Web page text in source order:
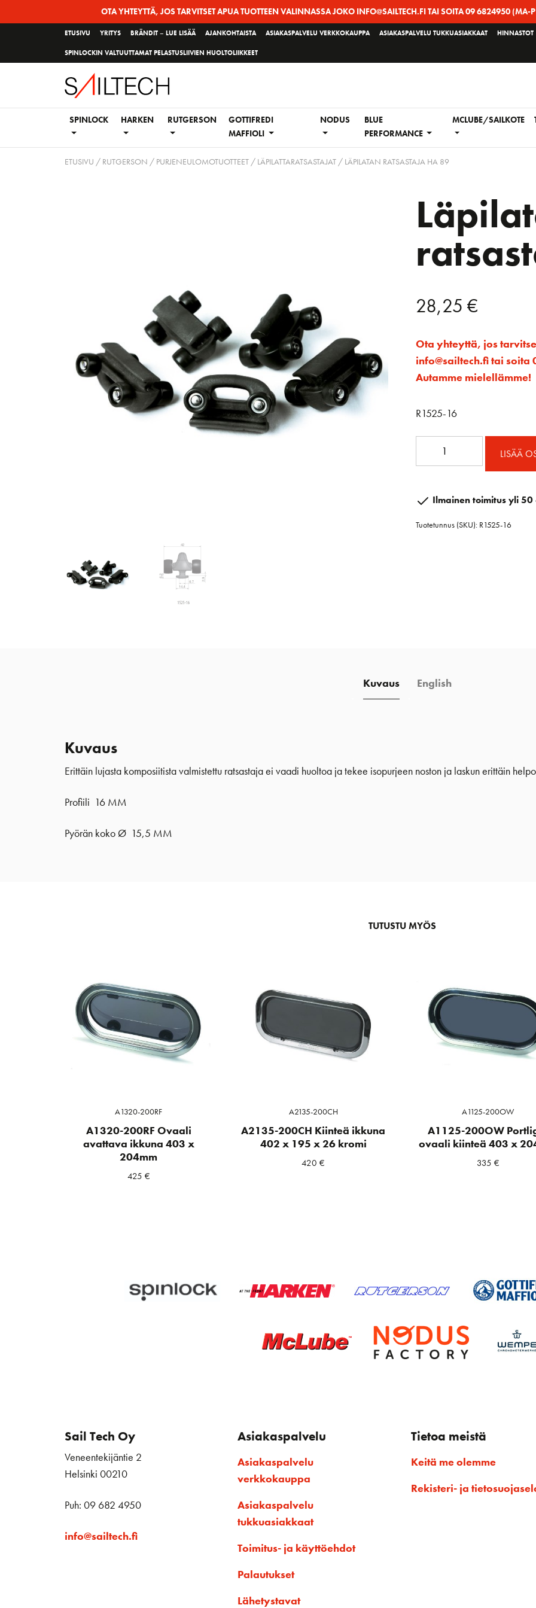
OTA YHTEYTTÄ, JOS TARVITSET APUA TUOTTEEN VALINNASSA JOKO INFO@SAILTECH.FI TAI SOITA 09 6824950
ETUSIVU YRITYS BRÄNDIT – LUE LISÄÄ AJANKOHTAISTA ASIAKASPALVELU VERKKOKAUPPA ASIAKASPALVELU TUKKUASIAKKAAT HINNASTOT
SPINLOCKIN VALTUUTTAMAT PELASTUSLIIVIEN HUOLTOLIIKKEET
SPINLOCK HARKEN RUTGERSON
GOTTIFREDI
MAFFIOLI
NODUS
BLUE
PERFORMANCE
MCLUBE/SAILKOTE
ETUSIVU / RUTGERSON / PURJENEULOMOTUOTTEET/ LÄPILATTARATSASTAJAT/ LÄPILATAN RATSASTAJA HA 89
28,25 €
Ota yhteyttä, jos
info@sailtech.fi tai
Autamme mielellämme!
R1525-16
89
LISÄÄ
Ilmainen toimitus yli
Tuotetunnus (SKU): R1525-16
Kuvaus English
Kuvaus
Erittäin lujasta komposiitista valmistettu ratsastaja ei vaadi huoltoa ja tekee isopurjeen noston ja laskun erittäin
Profiili 16 MM
Pyörän koko Ø 15,5 MM
TUTUSTU MYÖS
A1320-200RF
A1320-200RF Ovaali
avattava ikkuna 403 x
204mm
425 €
A2135-200CH
A2135-200CH Kiinteä ikkuna
402 x 195 x 26 kromi
420€
A1125-200OW
A1125-200OW
ovaali kiinteä 403 x
335 €
Sail Tech Oy
Veneentekijäntie 2
Helsinki 00210
Puh: 09 682 4950
info@sailtech.fi
Asiakaspalvelu
Asiakaspalvelu
verkkokauppa
Asiakaspalvelu
tukkuasiakkaat
Toimitus- ja käyttöehdot
Palautukset
Lähetystavat
Tietoa meistä
Keitä me olemme
Rekisteri- ja